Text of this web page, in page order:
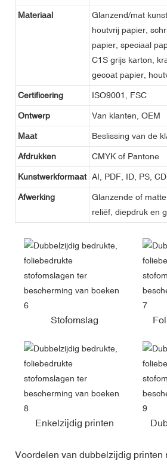
Materiaal
Glanzend/mat
houtvrij papier,
papier, speciaal
C1S grijs karton,
gecoat papier,
Certificering ISO9001, FSC
Ontwerp Van klanten, OEM
Maat Beslissing van de
Afdrukken CMYK of Pantone
Kunstwerkformaat AI, PDF, ID, PS,
Afwerking
Glanzende of
reliëf, diepdruk en
Stofomslag
Enkelzijdig printen
Voordelen van dubbelzijdig printen